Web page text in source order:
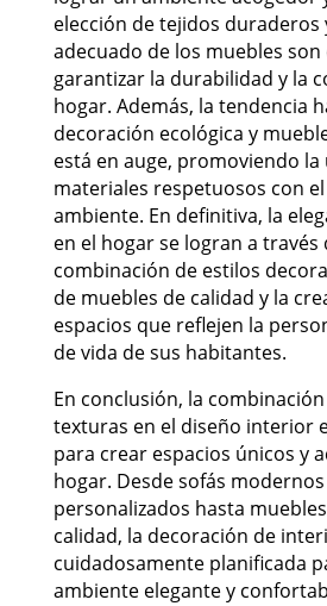
elección de tejidos
adecuado de los muebles son
garantizar la durabilidad y la
hogar. Además, la tendencia
decoración ecológica y
está en auge, promoviendo
materiales respetuosos con
ambiente. En definitiva, la
en el hogar se logran a través
combinación de estilos
de muebles de calidad y la
espacios que reflejen la
de vida de sus habitantes.
En conclusión, la
texturas en el diseño interior
para crear espacios únicos y
hogar. Desde sofás
personalizados hasta
calidad, la decoración de
cuidadosamente planificada
ambiente elegante y